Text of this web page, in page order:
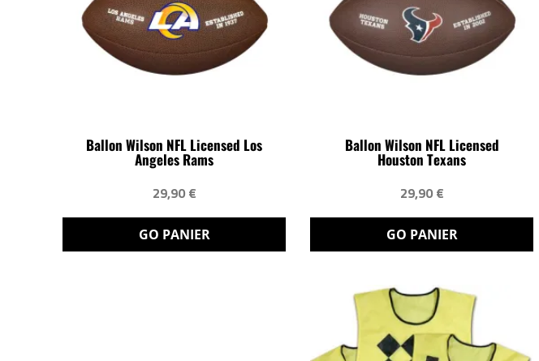
Ballon Wilson NFL Licensed Los
Angeles Rams
29,90 €
GO PANIER
Ballon Wilson NFL Licensed
Houston Texans
29,90 €
GO PANIER